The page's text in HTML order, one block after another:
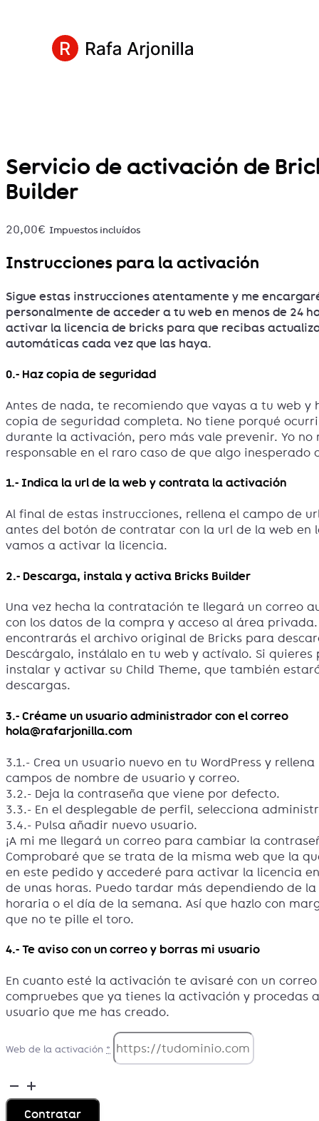
Servicio de activación de
Builder
20,00€ Impuestos incluídos
Instrucciones para la activación
Sigue estas instrucciones atentamente y me
personalmente de acceder a tu web en menos de 24
activar la licencia de bricks para que recibas
automáticas cada vez que las haya.
0.- Haz copia de seguridad
Antes de nada, te recomiendo que vayas a tu web y
copia de seguridad completa. No tiene porqué
durante la activación, pero más vale prevenir. Yo no
responsable en el raro caso de que algo inesperado
1.- Indica la url de la web y contrata la activación
Al final de estas instrucciones, rellena el campo de
antes del botón de contratar con la url de la web en
vamos a activar la licencia.
2.- Descarga, instala y activa Bricks Builder
Una vez hecha la contratación te llegará un correo
con los datos de la compra y acceso al área privada.
encontrarás el archivo original de Bricks para
Descárgalo, instálalo en tu web y actívalo. Si quieres
instalar y activar su Child Theme, que también
descargas.
3.- Créame un usuario administrador con el correo
hola@rafarjonilla.com
3.1.- Crea un usuario nuevo en tu WordPress y rellena
campos de nombre de usuario y correo.
3.2.- Deja la contraseña que viene por defecto.
3.3.- En el desplegable de perfil, selecciona
3.4.- Pulsa añadir nuevo usuario.
¡A mi me llegará un correo para cambiar la
Comprobaré que se trata de la misma web que la
en este pedido y accederé para activar la licencia
de unas horas. Puedo tardar más dependiendo de
horaria o el día de la semana. Así que hazlo con
que no te pille el toro.
4.- Te aviso con un correo y borras mi usuario
En cuanto esté la activación te avisaré con un
compruebes que ya tienes la activación y procedas
usuario que me has creado.
Web de la activación *
Servicio
de
activación
Contratar